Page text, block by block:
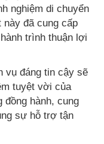
nghiệm di chuyển
này đã cung cấp
trình thuận lợi
vụ đáng tin cậy sẽ
tuyệt vời của
đồng hành, cung
sự hỗ trợ tận